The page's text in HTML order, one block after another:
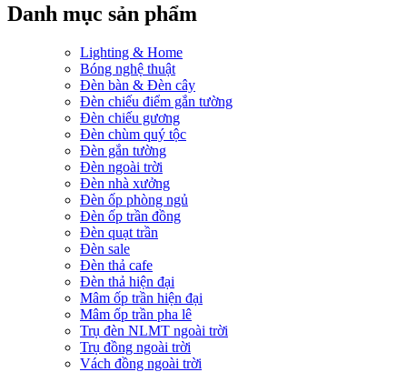
Danh mục sản phẩm
Lighting & Home
Bóng nghệ thuật
Đèn bàn & Đèn cây
Đèn chiếu điểm gắn tường
Đèn chiếu gương
Đèn chùm quý tộc
Đèn gắn tường
Đèn ngoài trời
Đèn nhà xưởng
Đèn ốp phòng ngủ
Đèn ốp trần đồng
Đèn quạt trần
Đèn sale
Đèn thả cafe
Đèn thả hiện đại
Mâm ốp trần hiện đại
Mâm ốp trần pha lê
Trụ đèn NLMT ngoài trời
Trụ đồng ngoài trời
Vách đồng ngoài trời